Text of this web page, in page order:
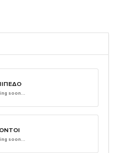
soon...
soon...